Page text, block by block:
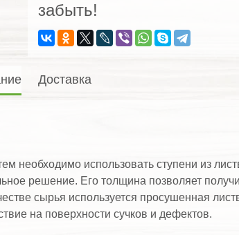
(Экстра)
забыть!
Доставка
необходимо использовать ступени из
решение. Его толщина позволяет
сырья используется просушенная
на поверхности сучков и дефектов.